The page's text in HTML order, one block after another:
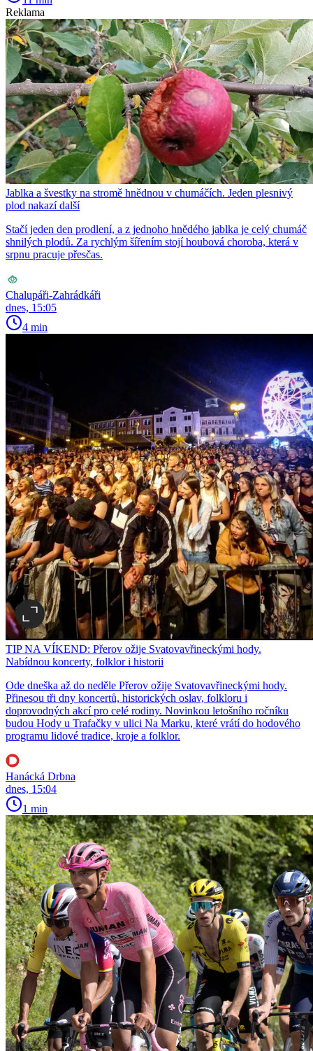
Reklama
Jablka a švestky na stromě hnědnou v chumáčích. Jeden plesnivý
plod nakazí další
Stačí jeden den prodlení, a z jednoho hnědého jablka je celý chumáč
shnilých plodů. Za rychlým šířením stojí houbová choroba, která v
srpnu pracuje přesčas.
Chalupáři-Zahrádkáři
dnes, 15:05
4 min
TIP NA VÍKEND: Přerov ožije Svatovavřineckými hody.
Nabídnou koncerty, folklor i historii
Ode dneška až do neděle Přerov ožije Svatovavřineckými hody.
Přinesou tři dny koncertů, historických oslav, folkloru i
doprovodných akcí pro celé rodiny. Novinkou letošního ročníku
budou Hody u Trafačky v ulici Na Marku, které vrátí do hodového
programu lidové tradice, kroje a folklor.
Hanácká Drbna
dnes, 15:04
1 min